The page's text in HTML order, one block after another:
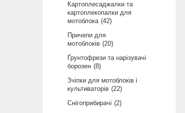
Картоплесаджалки та
картоплекопалки для
мотоблока 42
Причепи для
мотоблоків 20
Ґрунтофрези та нарізувачі
борозен 8
Зчіпки для мотоблоків і
культиваторів 22
Снігоприбирачі
2